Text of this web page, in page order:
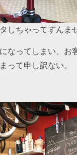
しちゃってすんま
なってしまい、お
って申し訳ない。